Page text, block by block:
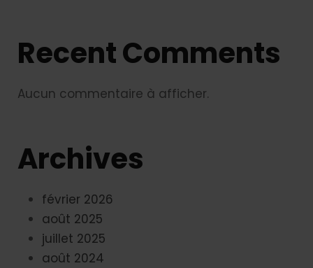
Recent Comments
Aucun commentaire à afficher.
Archives
février 2026
août 2025
juillet 2025
août 2024